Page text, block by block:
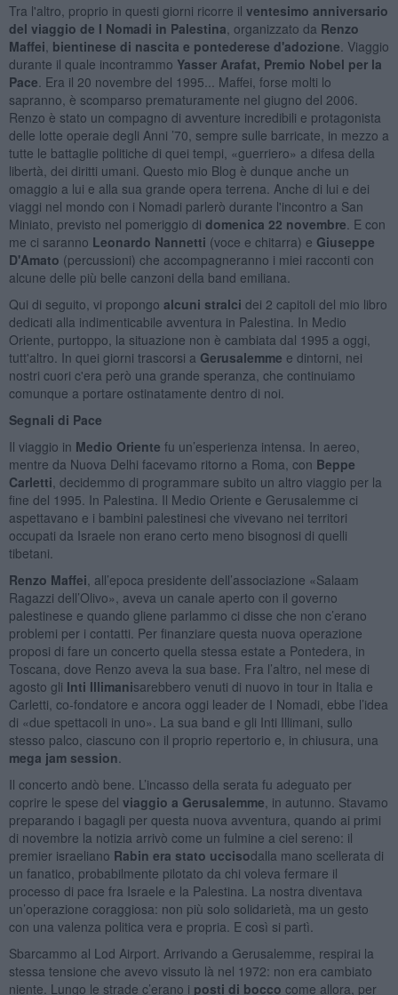
Tra l'altro, proprio in questi giorni ricorre il ventesimo anniversario
del viaggio de I Nomadi in Palestina , organizzato da Renzo
Maffei bientinese di nascita e pontederese d'adozione . Viaggio
durante il quale incontrammo Yasser Arafat, Premio Nobel per la
Pace . Era il 20 novembre del 1995... Maffei, forse molti lo
sapranno, è scomparso prematuramente nel giugno del 2006.
Renzo è stato un compagno di avventure incredibili e protagonista
delle lotte operaie degli Anni ’70, sempre sulle barricate, in mezzo a
tutte le battaglie politiche di quei tempi, «guerriero» a difesa della
libertà, dei diritti umani. Questo mio Blog è dunque anche un
omaggio a lui e alla sua grande opera terrena. Anche di lui e dei
viaggi nel mondo con i Nomadi parlerò durante l'incontro a San
Miniato, previsto nel pomeriggio di domenica 22 novembre . E con
me ci saranno Leonardo Nannetti (voce e chitarra) e Giuseppe
D'Amato (percussioni) che accompagneranno i miei racconti con
alcune delle più belle canzoni della band emiliana.
Qui di seguito, vi propongo alcuni stralci dei 2 capitoli del mio libro
dedicati alla indimenticabile avventura in Palestina. In Medio
Oriente, purtoppo, la situazione non è cambiata dal 1995 a oggi,
tutt'altro. In quei giorni trascorsi a Gerusalemme e dintorni, nei
nostri cuori c'era però una grande speranza, che continuiamo
comunque a portare ostinatamente dentro di noi.
Segnali di Pace
Il viaggio in Medio Oriente fu un’esperienza intensa. In aereo,
mentre da Nuova Delhi facevamo ritorno a Roma, con Beppe
Carletti , decidemmo di programmare subito un altro viaggio per la
fine del 1995. In Palestina. Il Medio Oriente e Gerusalemme ci
aspettavano e i bambini palestinesi che vivevano nei territori
occupati da Israele non erano certo meno bisognosi di quelli
tibetani.
Renzo Maffei , all’epoca presidente dell’associazione «Salaam
Ragazzi dell’Olivo», aveva un canale aperto con il governo
palestinese e quando gliene parlammo ci disse che non c’erano
problemi per i contatti. Per finanziare questa nuova operazione
proposi di fare un concerto quella stessa estate a Pontedera, in
Toscana, dove Renzo aveva la sua base. Fra l’altro, nel mese di
agosto gli Inti Illimanisarebbero venuti di nuovo in tour in Italia e
Carletti, co-fondatore e ancora oggi leader de I Nomadi, ebbe l’idea
di «due spettacoli in uno». La sua band e gli Inti Illimani, sullo
stesso palco, ciascuno con il proprio repertorio e, in chiusura, una
mega jam session
Il concerto andò bene. L’incasso della serata fu adeguato per
coprire le spese del viaggio a Gerusalemme , in autunno. Stavamo
preparando i bagagli per questa nuova avventura, quando ai primi
di novembre la notizia arrivò come un fulmine a ciel sereno: il
premier israeliano Rabin era stato uccisodalla mano scellerata di
un fanatico, probabilmente pilotato da chi voleva fermare il
processo di pace fra Israele e la Palestina. La nostra diventava
un’operazione coraggiosa: non più solo solidarietà, ma un gesto
con una valenza politica vera e propria. E così si partì.
Sbarcammo al Lod Airport. Arrivando a Gerusalemme, respirai la
stessa tensione che avevo vissuto là nel 1972: non era cambiato
niente. Lungo le strade c’erano i posti di bocco come allora, per